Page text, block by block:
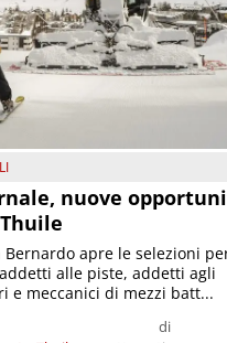
nuove
di
Bernardo apre le selezioni
alle piste, addetti agli
e meccanici di mezzi batt...